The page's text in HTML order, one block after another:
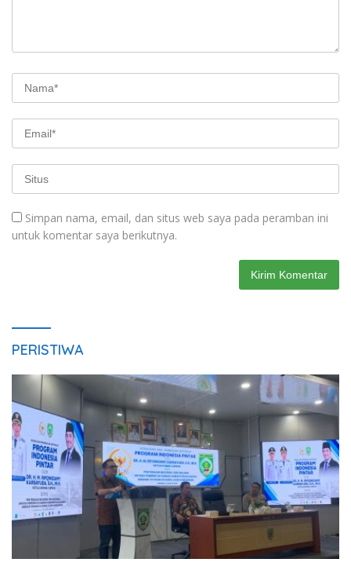
Simpan nama, email, dan situs web saya pada peramban ini
untuk komentar saya berikutnya.
PERISTIWA